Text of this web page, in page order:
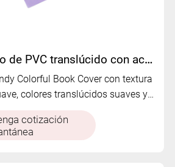
Funda para libro de PVC translúcido con acabado mate suave MFB-021
Colorful Book Cover con textura
colores translúcidos suaves y
personalizable.
cotización